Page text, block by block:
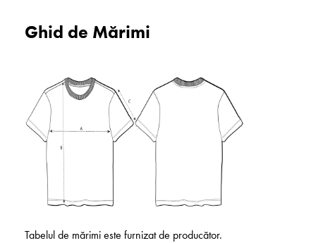
Ghid de Mărimi
Tabelul de mărimi este furnizat de producător.